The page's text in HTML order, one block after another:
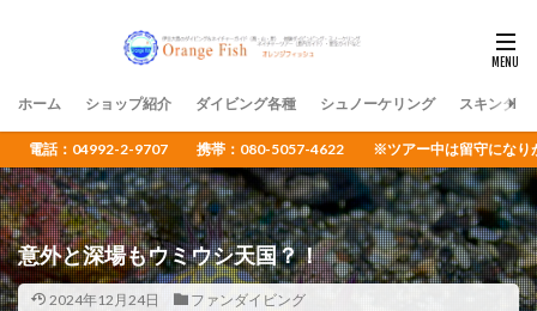
ホーム ショップ紹介 ダイビング各種 シュノーケリング スキンダイ
電話：04992-2-9707 携帯：080-5057-4622 ※ツアー中は留守になりがち
意外と深場もウミウシ天国？！
2024年12月24日
ファンダイビング